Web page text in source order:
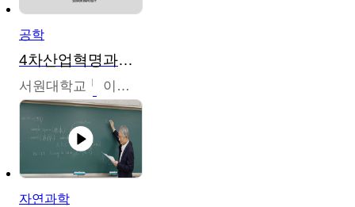
공학
4차산업혁명과우리의미래
서원대학교 이병권
자연과학